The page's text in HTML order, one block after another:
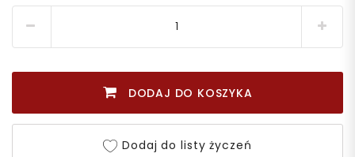
DODAJ DO KOSZYKA
Dodaj do listy życzeń